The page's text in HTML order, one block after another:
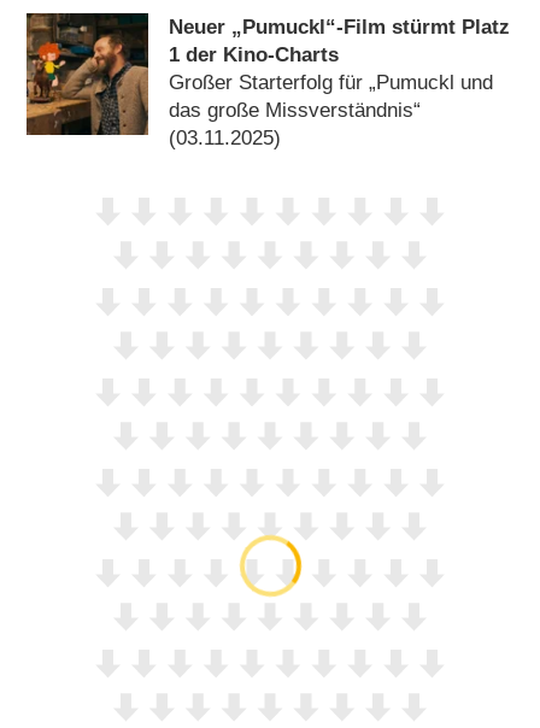
Neuer „Pumuckl“-Film stürmt Platz
1 der Kino-Charts
Großer Starterfolg für „Pumuckl und
das große Missverständnis“
(03.11.2025)